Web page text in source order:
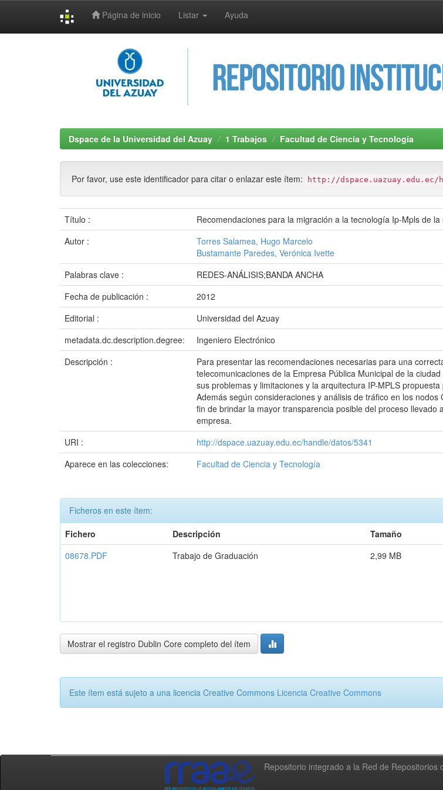
Página de inicio Listar Ayuda
Dspace de la Universidad del Azuay 1 Trabajos Facultad de Ciencia y Tecnología
Por favor, use este identificador para citar o enlazar este ítem: http://dspace.uazuay.edu.ec/
Título :
Recomendaciones para la migración a la tecnología Ip-Mpls de
Autor :
Torres Salamea, Hugo Marcelo
Bustamante Paredes, Verónica Ivette
Palabras clave :
REDES-ANÁLISIS;BANDA ANCHA
Fecha de publicación :
2012
Editorial :
Universidad del Azuay
metadata.dc.description.degree:
Ingeniero Electrónico
Descripción :
Para presentar las recomendaciones necesarias para una
telecomunicaciones de la Empresa Pública Municipal de la
sus problemas y limitaciones y la arquitectura IP-MPLS
Además según consideraciones y análisis de tráfico en los
fin de brindar la mayor transparencia posible del proceso
empresa.
URI :
http://dspace.uazuay.edu.ec/handle/datos/5341
Aparece en las colecciones:
Facultad de Ciencia y Tecnología
Ficheros en este ítem:
Fichero
Descripción Tamaño
08678.PDF
Trabajo de Graduación 2,99 MB
Mostrar el registro Dublin Core completo del ítem
Este ítem está sujeto a una licencia Creative Commons Licencia Creative Commons
Repositorio integrado a la Red de Repositorios